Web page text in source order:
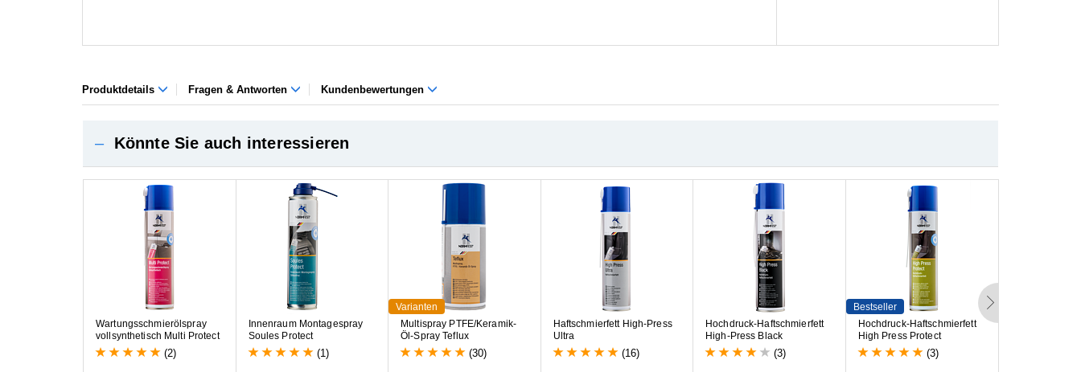
Produktdetails Fragen & Antworten Kundenbewertungen
– Könnte Sie auch interessieren
Wartungsschmierö lspray
vo synthetisch Mu lti Protect
(2)
nnenraum Montagespray
Sou es Protect
(1)
Varianten
Mu ltispray PTFE/Keramik-
Ö l-Spray Tefl ux
(30)
Haftschmierfett High-Press
U tra
(16)
Hochdruck-Haftschmierfett
High-Press B ack
(3)
Bestseller
Hochdruck-Haftschmierfett
High Press Protect
(3)